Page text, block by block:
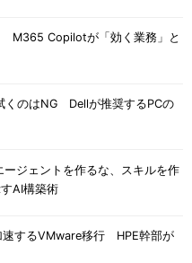
M365 Copilotが「効く業務」と
くのはNG Dellが推奨するPCの
ジェントを作るな、スキルを作
AI構築術
速するVMware移行 HPE幹部が